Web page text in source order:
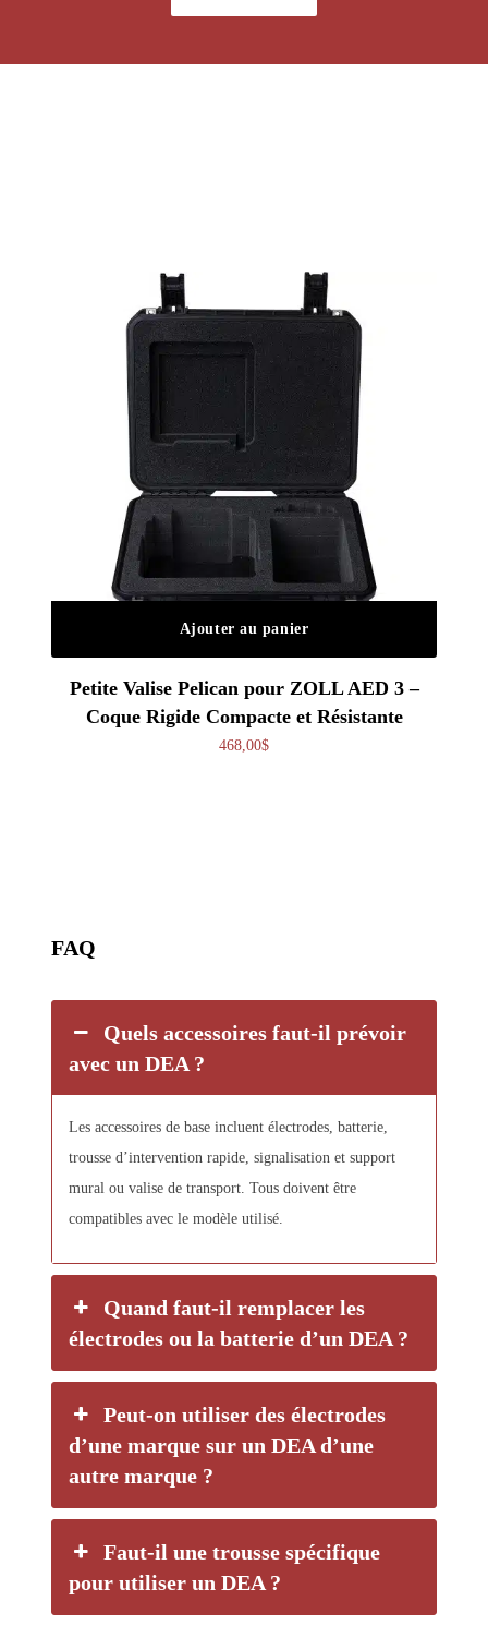
Ajouter au panier
Petite Valise Pelican pour ZOLL AED 3 –
Coque Rigide Compacte et Résistante
468,00$
FAQ
Quels accessoires faut-il prévoir
avec un DEA ?
Les accessoires de base incluent électrodes, batterie,
trousse d’intervention rapide, signalisation et support
mural ou valise de transport. Tous doivent être
compatibles avec le modèle utilisé.
Quand faut-il remplacer les
électrodes ou la batterie d’un DEA ?
Peut-on utiliser des électrodes
d’une marque sur un DEA d’une
autre marque ?
Faut-il une trousse spécifique
pour utiliser un DEA ?